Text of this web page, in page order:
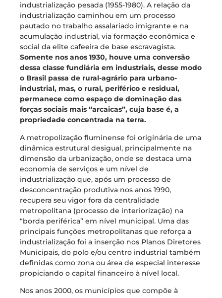
industrialização pesada (1955-1980). A relação da
industrialização caminhou em um processo
pautado no trabalho assalariado imigrante e na
acumulação industrial, via formação econômica e
social da elite cafeeira de base escravagista.
Somente nos anos 1930, houve uma conversão
dessa classe fundiária em industriais, desse modo
o Brasil passa de rural-agrário para urbano-
industrial, mas, o rural, periférico e residual,
permanece como espaço de dominação das
forças sociais mais “arcaicas”, cuja base é, a
propriedade concentrada na terra.
A metropolização fluminense foi originária de uma
dinâmica estrutural desigual, principalmente na
dimensão da urbanização, onde se destaca uma
economia de serviços e um nível de
industrialização que, após um processo de
desconcentração produtiva nos anos 1990,
recupera seu vigor fora da centralidade
metropolitana (processo de interiorização) na
“borda periférica” em nível municipal. Uma das
principais funções metropolitanas que reforça a
industrialização foi a inserção nos Planos Diretores
Municipais, do polo e/ou centro industrial também
definidas como zona ou área de especial interesse
propiciando o capital financeiro à nível local.
Nos anos 2000, os municípios que compõe à